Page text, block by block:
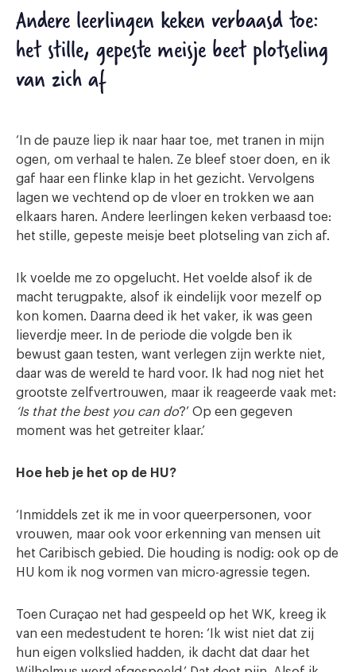
Andere leerlingen keken verbaasd toe:
het stille, gepeste meisje beet plotseling
van zich af
‘In de pauze liep ik naar haar toe, met tranen in mijn
ogen, om verhaal te halen. Ze bleef stoer doen, en ik
gaf haar een flinke klap in het gezicht. Vervolgens
lagen we vechtend op de vloer en trokken we aan
elkaars haren. Andere leerlingen keken verbaasd toe:
het stille, gepeste meisje beet plotseling van zich af.
Ik voelde me zo opgelucht. Het voelde alsof ik de
macht terugpakte, alsof ik eindelijk voor mezelf op
kon komen. Daarna deed ik het vaker, ik was geen
lieverdje meer. In de periode die volgde ben ik
bewust gaan testen, want verlegen zijn werkte niet,
daar was de wereld te hard voor. Ik had nog niet het
grootste zelfvertrouwen, maar ik reageerde vaak met:
‘Is that the best you can do?’ Op een gegeven
moment was het getreiter klaar.’
Hoe heb je het op de HU?
‘Inmiddels zet ik me in voor queerpersonen, voor
vrouwen, maar ook voor erkenning van mensen uit
het Caribisch gebied. Die houding is nodig: ook op de
HU kom ik nog vormen van micro-agressie tegen.
Toen Curaçao net had gespeeld op het WK, kreeg ik
van een medestudent te horen: ‘Ik wist niet dat zij
hun eigen volkslied hadden, ik dacht dat daar het